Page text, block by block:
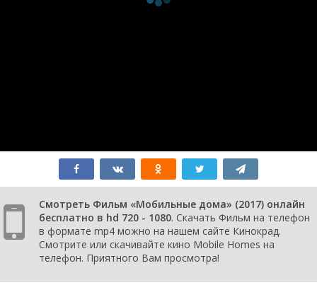
Смотреть Фильм «Мобильные дома» (2017) онлайн
бесплатно в hd 720 - 1080. Скачать Фильм на телефон
в формате mp4 можно на нашем сайте Кинокрад.
Смотрите или скачивайте кино Mobile Homes на
телефон. Приятного Вам просмотра!